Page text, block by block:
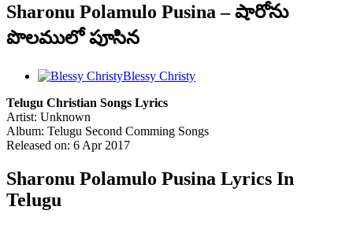
Sharonu Polamulo Pusina – షారోను
పొలములో పూసిన
Blessy Christy
Telugu Christian Songs Lyrics
Artist: Unknown
Album: Telugu Second Comming Songs
Released on: 6 Apr 2017
Sharonu Polamulo Pusina Lyrics In
Telugu